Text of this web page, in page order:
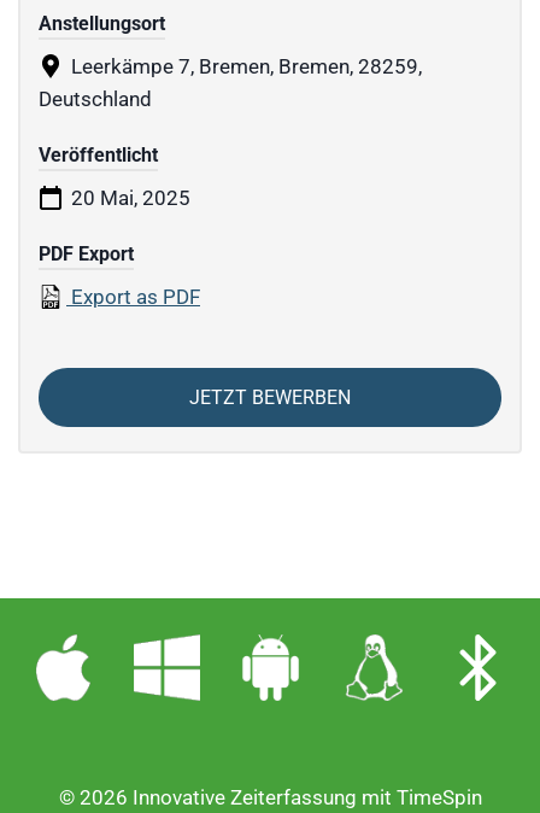
Anstellungsort
Leerkämpe 7, Bremen, Bremen, 28259,
Deutschland
Veröffentlicht
20 Mai, 2025
PDF Export
Export as PDF
JETZT BEWERBEN
© 2026 Innovative Zeiterfassung mit TimeSpin